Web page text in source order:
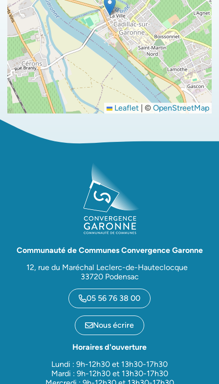
Leaflet | © OpenStreetMap
Communauté de Communes Convergence Garonne
12, rue du Maréchal Leclerc-de-Hauteclocque
33720 Podensac
05 56 76 38 00
Nous écrire
Horaires d'ouverture
Lundi : 9h-12h30 et 13h30-17h30
Mardi : 9h-12h30 et 13h30-17h30